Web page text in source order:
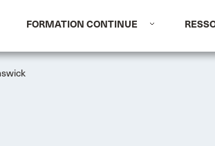
FORMATION CONTINUE